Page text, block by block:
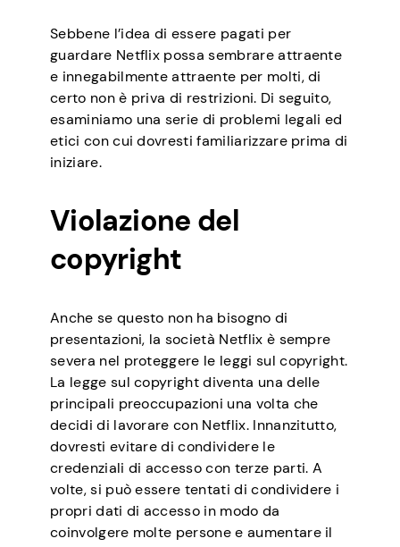
Sebbene l’idea di essere pagati per
guardare Netflix possa sembrare attraente
e innegabilmente attraente per molti, di
certo non è priva di restrizioni. Di seguito,
esaminiamo una serie di problemi legali ed
etici con cui dovresti familiarizzare prima di
iniziare.
Violazione del
copyright
Anche se questo non ha bisogno di
presentazioni, la società Netflix è sempre
severa nel proteggere le leggi sul copyright.
La legge sul copyright diventa una delle
principali preoccupazioni una volta che
decidi di lavorare con Netflix. Innanzitutto,
dovresti evitare di condividere le
credenziali di accesso con terze parti. A
volte, si può essere tentati di condividere i
propri dati di accesso in modo da
coinvolgere molte persone e aumentare il